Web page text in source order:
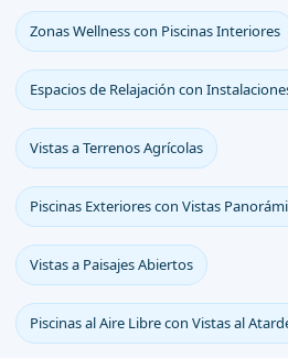
Zonas Wellness con Piscinas Interiores
Espacios de Relajación con
Vistas a Terrenos Agrícolas
Piscinas Exteriores con Vistas
Vistas a Paisajes Abiertos
Piscinas al Aire Libre con Vistas al